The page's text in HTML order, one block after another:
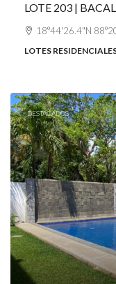
LOTE 203 |
18°44'26.4"N
LOTES
DESTACADOS